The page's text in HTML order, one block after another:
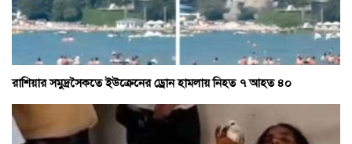
রাশিয়ার সমুদ্রসৈকতে ইউক্রেনের ড্রোন হামলায় নিহত ৭ আহত ৪০